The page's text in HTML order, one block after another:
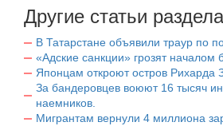
Другие статьи раздела
В Татарстане объявили траур по
«Адские санкции» грозят
Японцам откроют остров Рихарда
За бандеровцев воюют 16 тысяч
наемников.
Мигрантам вернули 4 миллиона